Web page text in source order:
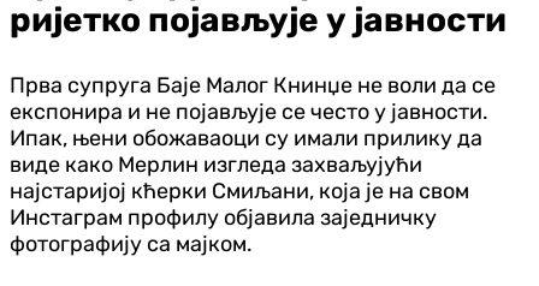
ријетко појављује у јавности
Прва супруга Баје Малог Книнџе не воли да се
експонира и не појављује се често у јавности.
Ипак, њени обожаваоци су имали прилику да
виде како Мерлин изгледа захваљујући
најстаријој кћерки Смиљани, која је на свом
Инстаграм профилу објавила заједничку
фотографију са мајком.